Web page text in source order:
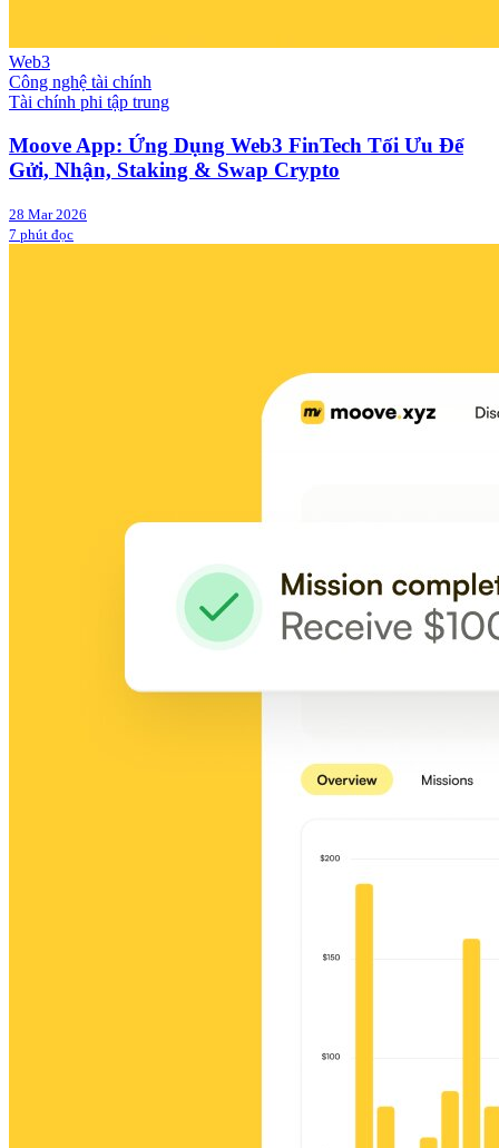
Web3
Công nghệ tài chính
Tài chính phi tập trung
Moove App: Ứng Dụng Web3 FinTech Tối Ưu Để
Gửi, Nhận, Staking & Swap Crypto
28 Mar 2026
7 phút đọc